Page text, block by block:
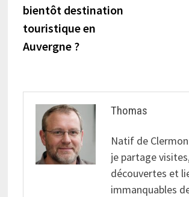
bientôt destination
touristique en
Auvergne ?
Thomas
Natif de
je partage
découvertes et
immanquables